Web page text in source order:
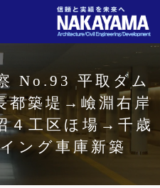
No.93 平取ダム
都築堤→嶮淵右岸
４工区ほ場→千歳
ング車庫新築